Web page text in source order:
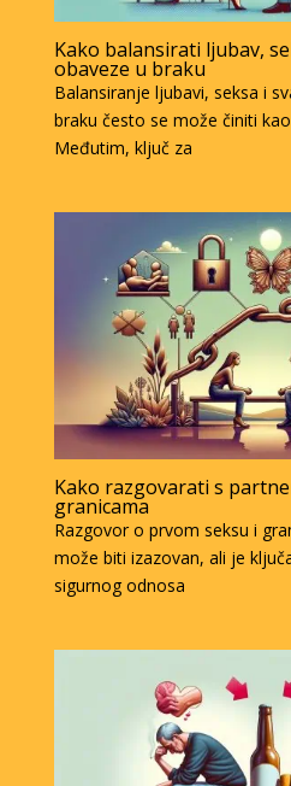
Kako balansirati ljubav,
obaveze u braku
Balansiranje ljubavi, seksa i
braku često se može činiti
Međutim, ključ za
Kako razgovarati s
granicama
Razgovor o prvom seksu i
može biti izazovan, ali je
sigurnog odnosa